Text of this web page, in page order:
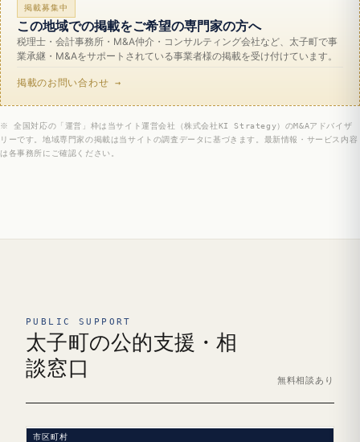
掲載募集中
この地域での掲載をご希望の専門家の方へ
税理士・会計事務所・M&A仲介・コンサルティング会社など、太子町で事
業承継・M&Aをサポートされている事業者様の掲載を受け付けています。
掲載のお問い合わせ →
※ 全国対応の「運営」枠は当サイト運営会社（株式会社KI Strategy）のM&Aアドバイザ
リーです。地域専門家の掲載は当サイトの調査データに基づきます。最新情報・サービス内容
は各事務所にご確認ください。
PUBLIC SUPPORT
太子町の公的支援・相
談窓口
無料相談あり
市区町村